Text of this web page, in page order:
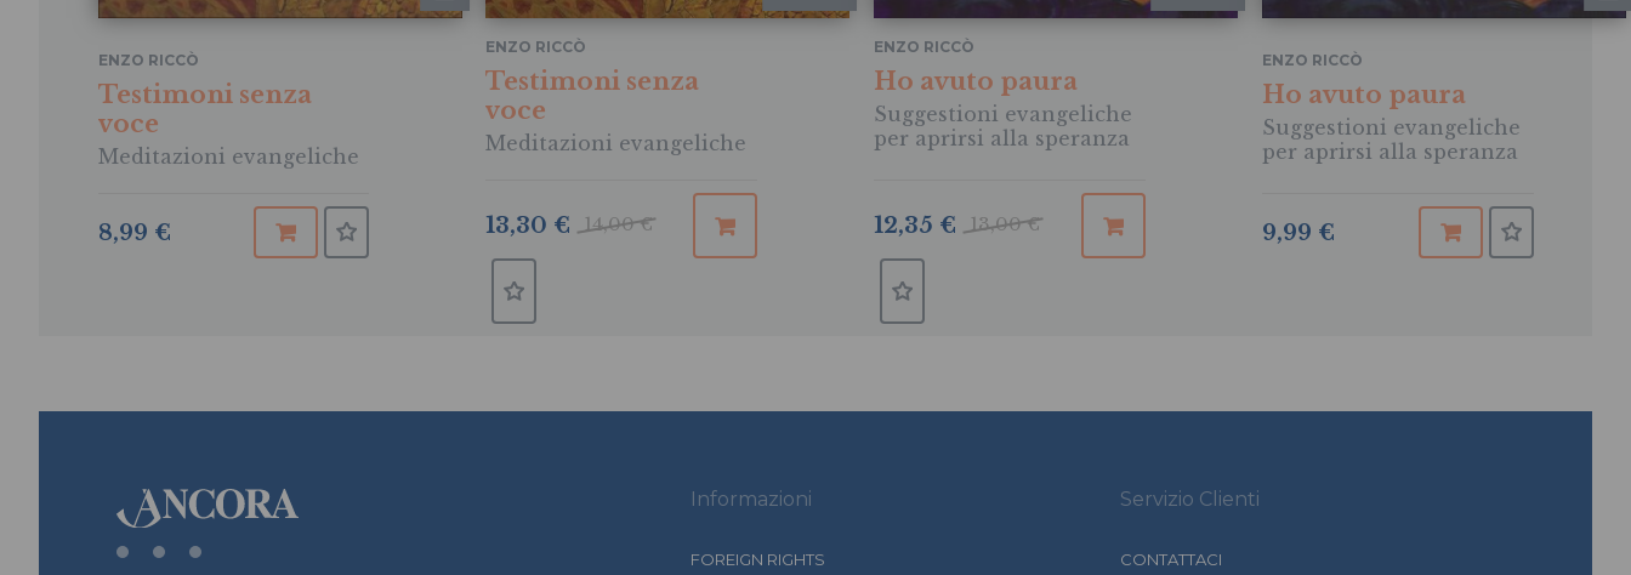
Testimoni senza
voce
Meditazioni evangeliche
ENZO RICCÒ
8,99 €
Testimoni senza
voce
Meditazioni evangeliche
ENZO RICCÒ
14,00 €
13,30 €
Ho avuto paura
Suggestioni evangeliche
per aprirsi alla speranza
ENZO RICCÒ
13,00 €
12,35 €
Ho avuto paura
Suggestioni evangeliche
per aprirsi alla speranza
ENZO RICCÒ
9,99 €
Informazioni
FOREIGN RIGHTS
Servizio Clienti
CONTATTACI